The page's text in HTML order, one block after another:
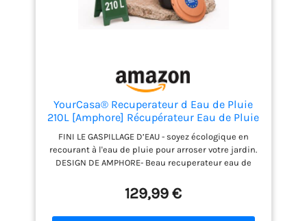
Marque allemande reconnue pour son savoir-faire
et son engagement écologique. Produit 100 %
YourCasa® Recuperateur d Eau de Pluie
210L [Amphore] Récupérateur Eau de Pluie
- Récupérateur d'eau résistant au Gel en
Plastique - recuperateur Eau de Pluie -
Reservoir Eau de Pluie (Terre Cuite)
FINI LE GASPILLAGE D’EAU - soyez écologique en
recourant à l'eau de pluie pour arroser votre jardin.
DESIGN DE AMPHORE- Beau recuperateur eau de
incroyable de 210 litres. Le cuve recuperation eau de
pluie est relativement étroit pour sa taille, ce qui
permet de gagner de la place tout en ayant un
129,99 €